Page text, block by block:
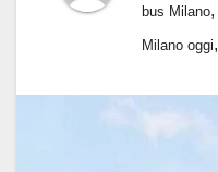
bus Milano,
Milano oggi,